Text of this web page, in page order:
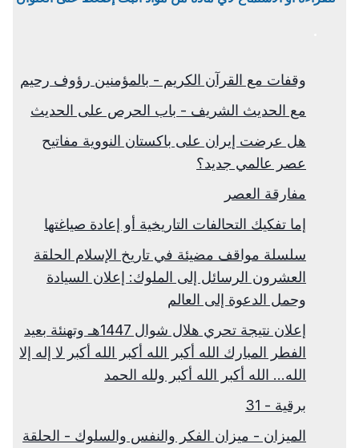
وقفات مع القرآن الكريم - بالمؤمنين رؤوف رحيم
مع الحديث الشريف - باب الحرص على الحديث
هل عرضت إيران على باكستان النووية مفاتيح
عصر عالمي جديد؟
مفارقة العصر
إما تفكيك التحالفات التاريخية أو إعادة صياغتها
سلسلة مواقف مضيئة في تاريخ الإسلام الحلقة
العشرون الرسائل إلى الملوك: إعلان السيادة
وحمل الدعوة إلى العالم
إعلان نتيجة تحري هلال شوال 1447هـ وتهنئة بعيد
الفطر المبارك الله أكبر الله أكبر الله أكبر لا إله إلا
الله... الله أكبر الله أكبر ولله الحمد
برقية - 31
الميزان - ميزان الفكر والنفس والسلوك - الحلقة